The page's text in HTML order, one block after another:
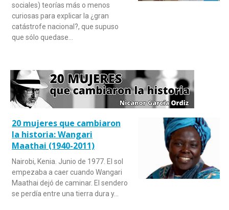
sociales) teorías más o menos
curiosas para explicar la ¿gran
catástrofe nacional?, que supuso
que sólo quedase…
20 mujeres que cambiaron
la historia: Wangari
Maathai (1940-2011)
Nairobi, Kenia. Junio de 1977. El sol
empezaba a caer cuando Wangari
Maathai dejó de caminar. El sendero
se perdía entre una tierra dura y…